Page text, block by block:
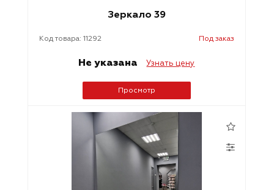
Зеркало 39
Код товара: 11292 Под заказ
Не указана Узнать цену
Просмотр